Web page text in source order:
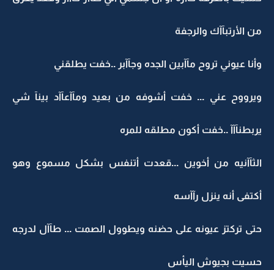
من الأرتبآآك والرجفة
وأنا عيوني تروح مآآبين الجده وجآآبر ..خفت يطلقني
ويرووح عني ... خفت أشوفه من بعيد ومآآعآآد بينآ شي
يربطنآآآ ..خفت أكون مطلقه للمره
الثآآنيه من أخوين ...قعدت أتنفس بشكل مسموع وهو
أكتفى أنه ينزل رآآسه
حتى تركتز عيونه على حضنه ويطوول الصمت ... طآآل لدرجه
حسيت بجيوش اليأس